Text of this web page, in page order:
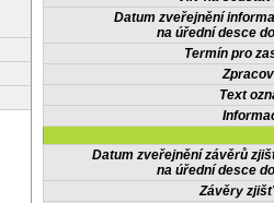
Datum zveřejnění
na úřední desce
Termín pro
Text
Datum zveřejnění závěrů
na úřední desce
Závěry